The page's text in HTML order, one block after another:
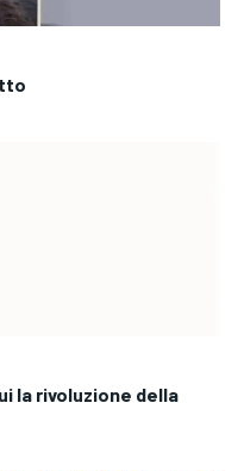
la rivoluzione della